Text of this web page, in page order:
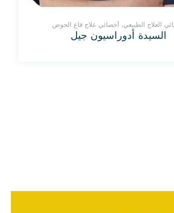
العلاج الطبيعي، أخصائي علاج قاع الحوض
السيدة أدوراسيون جيل